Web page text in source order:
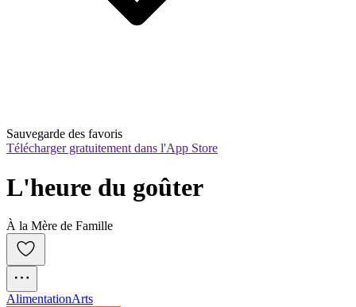
Sauvegarde des favoris
Télécharger gratuitement dans l'App Store
L'heure du goûter
À la Mère de Famille
AlimentationArts